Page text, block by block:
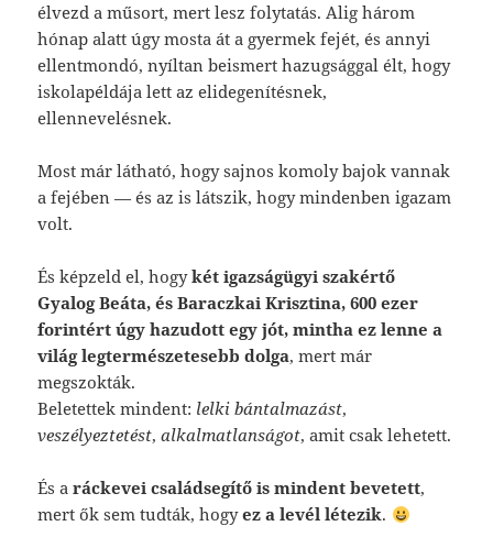
élvezd a műsort, mert lesz folytatás. Alig három
hónap alatt úgy mosta át a gyermek fejét, és annyi
ellentmondó, nyíltan beismert hazugsággal élt, hogy
iskolapéldája lett az elidegenítésnek,
ellennevelésnek.
Most már látható, hogy sajnos komoly bajok vannak
a fejében — és az is látszik, hogy mindenben igazam
volt.
És képzeld el, hogykét igazságügyi szakértő
Gyalog Beáta, és Baraczkai Krisztina, 600 ezer
forintért úgy hazudott egy jót, mintha ez lenne a
világ legtermészetesebb dolga, mert már
megszokták.
Beletettek mindent: lelki bántalmazást,
veszélyeztetést,alkalmatlanságot, amit csak lehetett.
És aráckevei családsegítő is mindent bevetett,
mert ők sem tudták, hogyez a levél létezik.